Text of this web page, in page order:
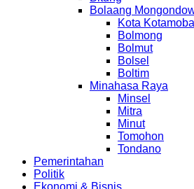
Bolaang
Kota
Bolmong
Bolmut
Bolsel
Boltim
Minahasa Raya
Minsel
Mitra
Minut
Tomohon
Tondano
Pemerintahan
Politik
Ekonomi & Bisnis